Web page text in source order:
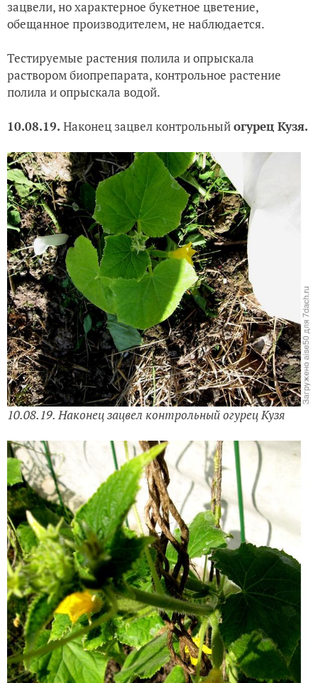
зацвели, но характерное букетное цветение,
обещанное производителем, не наблюдается.
Тестируемые растения полила и опрыскала
раствором биопрепарата, контрольное растение
полила и опрыскала водой.
10.08.19. Наконец зацвел контрольныйогурец Кузя.
10.08.19. Наконец зацвел контрольный огурец Кузя